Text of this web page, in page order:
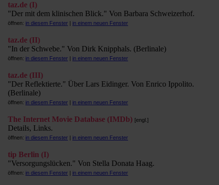
taz.de (I)
"Der mit dem klinischen Blick." Von Barbara Schweizerhof.
öffnen: in diesem Fenster | in einem neuen Fenster
taz.de (II)
"In der Schwebe." Von Dirk Knipphals. (Berlinale)
öffnen: in diesem Fenster | in einem neuen Fenster
taz.de (III)
"Der Reflektierte." Über Lars Eidinger. Von Enrico Ippolito.
(Berlinale)
öffnen: in diesem Fenster | in einem neuen Fenster
The Internet Movie Database (IMDb) [engl.]
Details, Links.
öffnen: in diesem Fenster | in einem neuen Fenster
tip Berlin (I)
"Versorgungslücken." Von Stella Donata Haag.
öffnen: in diesem Fenster | in einem neuen Fenster